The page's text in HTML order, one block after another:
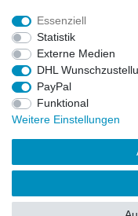
Impressum
Widerrufs­recht
© Copyright
Essenziell
Statistik
Externe Medien
DHL
PayPal
Funktional
Weitere Einstellungen